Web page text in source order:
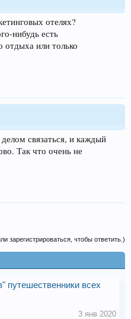
отелях?
нибудь есть
отдыха или только
связаться, и каждый
Так что очень не
зарегистрироваться, чтобы ответить.)
путешественники всех
3 янв 2020